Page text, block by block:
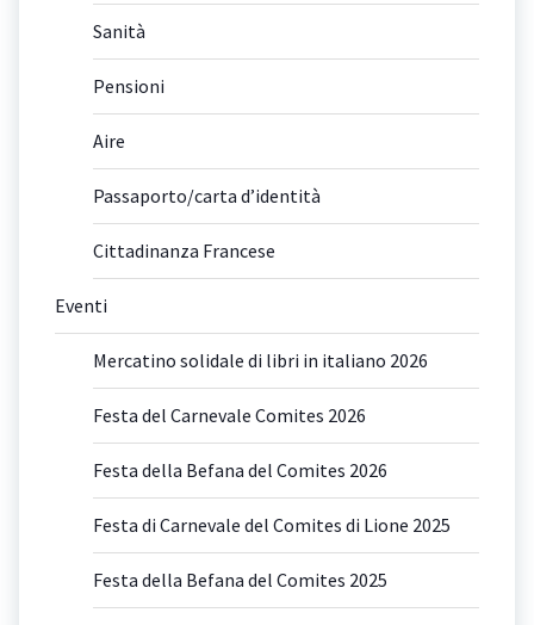
Sanità
Pensioni
Aire
Passaporto/carta d’identità
Cittadinanza Francese
Eventi
Mercatino solidale di libri in italiano 2026
Festa del Carnevale Comites 2026
Festa della Befana del Comites 2026
Festa di Carnevale del Comites di Lione 2025
Festa della Befana del Comites 2025